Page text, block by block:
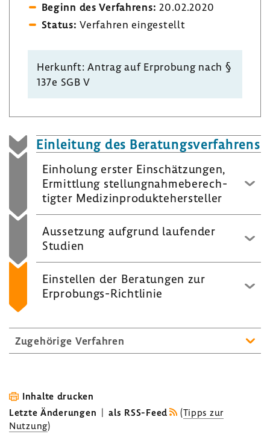
Beginn des Verfah­rens: 20.02.2020
Status: Verfahren einge­stellt
Herkunft: Antrag auf Erpro­bung nach §
137e SGB V
Einlei­tung des Bera­tungs­ver­fah­rens
Einho­lung erster Einschät­zungen,
Ermitt­lung stel­lung­nah­me­be­rech­
tigter Medi­zin­pro­dukte­her­steller
Ausset­zung aufgrund laufender
Studien
Einstellen der Bera­tungen zur
Erprobungs-​Richtlinie
Zuge­hö­rige Verfahren
Inhalte drucken
Letzte Änderungen | als RSS-Feed (Tipps zur
Nutzung)